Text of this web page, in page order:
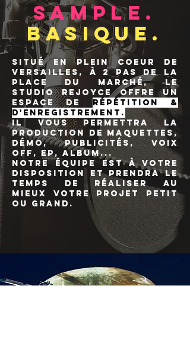
Sample.
Basique.
Situé en plein coeur de
Versailles, à 2 pas de la
place du marché, le
studio Rejoyce offre un
espace de répétition &
d'enregistrement.
Il vous permettra la
production de maquettes,
démo, publicités, voix
off, EP, album...
Notre équipe est à votre
disposition et prendra le
temps de réaliser au
mieux votre projet petit
ou grand.